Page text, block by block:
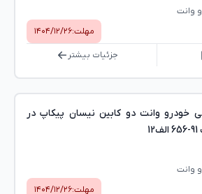
وانت
مهلت:۱۴۰۴/۱۲/۲۶
جزئیات بیشتر
خودرو وانت دو کابین نیسان پیکاپ در
وانت
مهلت:۱۴۰۴/۱۲/۲۶